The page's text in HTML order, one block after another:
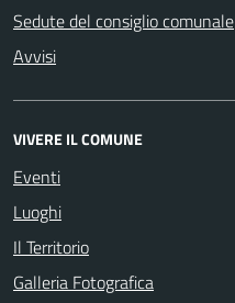
Sedute del consiglio comunale
Avvisi
VIVERE IL COMUNE
Eventi
Luoghi
Il Territorio
Galleria Fotografica